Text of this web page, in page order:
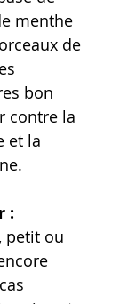
menthe
de
bon
contre la
et la
:
petit ou